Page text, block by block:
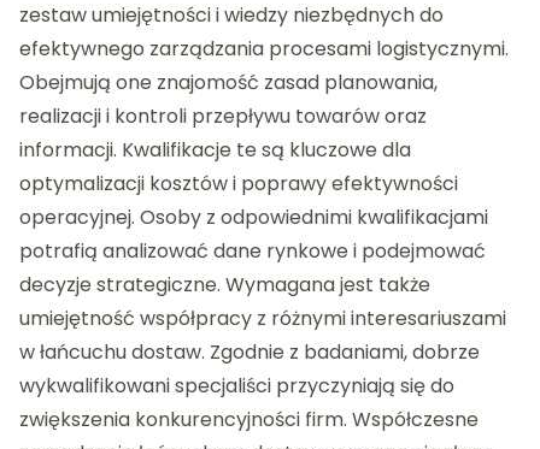
zestaw umiejętności i wiedzy niezbędnych do
efektywnego zarządzania procesami logistycznymi.
Obejmują one znajomość zasad planowania,
realizacji i kontroli przepływu towarów oraz
informacji. Kwalifikacje te są kluczowe dla
optymalizacji kosztów i poprawy efektywności
operacyjnej. Osoby z odpowiednimi kwalifikacjami
potrafią analizować dane rynkowe i podejmować
decyzje strategiczne. Wymagana jest także
umiejętność współpracy z różnymi interesariuszami
w łańcuchu dostaw. Zgodnie z badaniami, dobrze
wykwalifikowani specjaliści przyczyniają się do
zwiększenia konkurencyjności firm. Współczesne